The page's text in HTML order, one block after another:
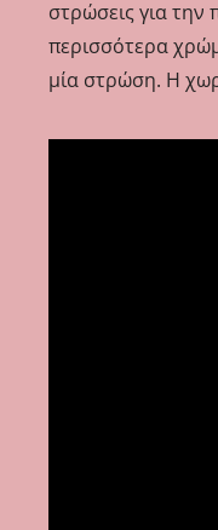
στρώσεις για
περισσότερα
μία στρώση. Η